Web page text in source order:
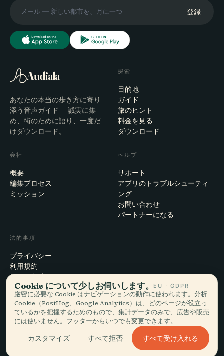
登録
Audiala
あなたの本当の歩き方に寄り
添う音声ガイド — 誠実に集
め、街のために語り、一度だ
けダウンロード。
探索
目的地
ガイド
旅のヒント
料金を見る
ダウンロード
会社
概要
編集プロセス
ミッション
ヘルプ
サポート
アプリのトラブルシューティ
ング
お問い合わせ
パートナーになる
法的事項
プライバシー
利用規約
Cookie設定
アカウント削除
© 2026 Audiala · スイス・モルジュにて、旅の途上で、雲の上で作ってい
EN · FR · DE · ES · IT · PT · JA · ZH · HI · RU · CS · AR
Cookie について少しお伺いします。 EU · GDPR
厳密に必要な Cookie はナビゲーションの動作に使われます。分析
Cookie（PostHog、Google Analytics）は、どのページが役立っ
ているかを把握するためのもので、集計データのみで、広告や販売
には使いません。フッターからいつでも変更できます。
カスタマイズ すべて拒否 すべて受け入れる